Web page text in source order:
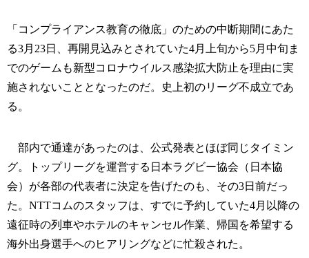
「コンプライアンス教育の徹底」のための中断期間にあた
る3月23日、再開見込みとされていた4月上旬から5月中旬ま
でのゲームも新型コロナウイルス感染拡大防止を理由に実
施されないこととなったのだ。史上初のリーグ不成立であ
る。
部内で通達があったのは、公式発表とほぼ同じタイミン
グ。トップリーグを運営する日本ラグビー協会（日本協
会）が各部の代表者に決定を告げたのも、その3日前だっ
た。NTTコムのスタッフは、すでに予約していた4月以降の
遠征時の列車やホテルのキャンセル作業、帰国を希望する
海外出身選手へのヒアリングなどに忙殺された。